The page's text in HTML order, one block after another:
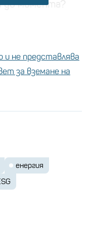
до момента?
7 млн.
държави по
земя, което
не представлява
за вземане на
енергия